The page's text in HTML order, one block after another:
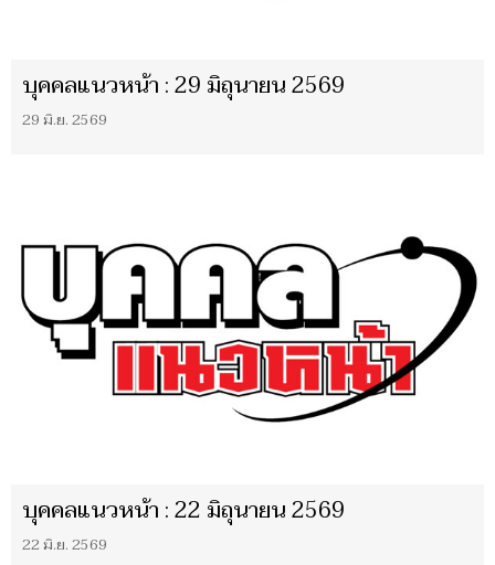
บุคคลแนวหน้า : 29 มิถุนายน 2569
29 มิ.ย. 2569
บุคคลแนวหน้า : 22 มิถุนายน 2569
22 มิ.ย. 2569